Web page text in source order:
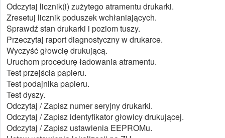
Odczytaj licznik(i) zużytego atramentu drukarki.
Zresetuj licznik poduszek wchłaniających.
Sprawdź stan drukarki i poziom tuszy.
Przeczytaj raport diagnostyczny w drukarce.
Wyczyść głowcię drukującą.
Uruchom procedurę ładowania atramentu.
Test przejścia papieru.
Test podajnika papieru.
Test dyszy.
Odczytaj / Zapisz numer seryjny drukarki.
Odczytaj / Zapisz identyfikator głowicy drukującej.
Odczytaj / Zapisz ustawienia EEPROMu.